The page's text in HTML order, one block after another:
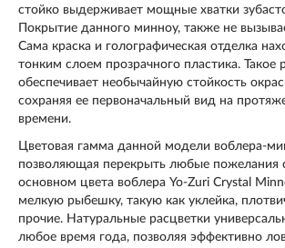
стойко выдерживает мощные хватки
Покрытие данного минноу, также не
Сама краска и голографическая отделка
тонким слоем прозрачного пластика. Такое
обеспечивает необычайную стойкость
сохраняя ее первоначальный вид на
времени.
Цветовая гамма данной модели воблера-
позволяющая перекрыть любые пожелания
основном цвета воблера Yo-Zuri Crystal
мелкую рыбешку, такую как уклейка,
прочие. Натуральные расцветки
любое время года, позволяя эффективно